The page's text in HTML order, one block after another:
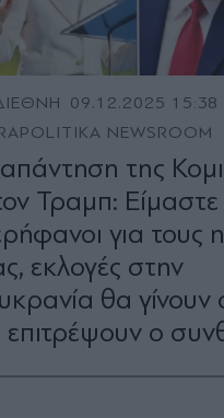
09.12.2025 15:38
NEWSROOM
της
Τραμπ: Είμαστε
για τους
εκλογές στην
θα γίνουν
επιτρέψουν ο